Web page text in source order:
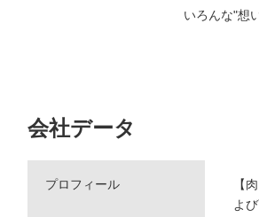
いろんな"想
会社データ
プロフィール
【
よ